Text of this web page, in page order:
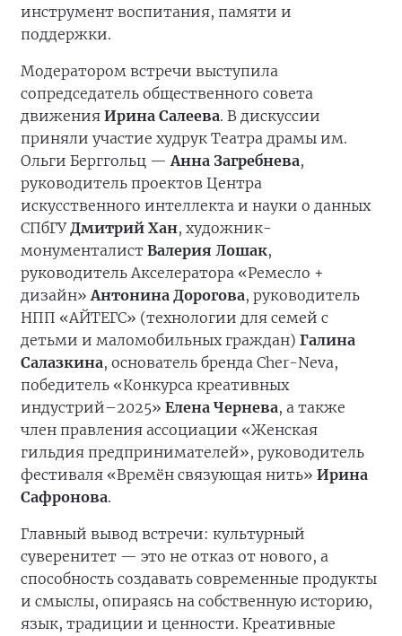
инструмент воспитания, памяти и
поддержки.
Модератором встречи выступила
сопредседатель общественного совета
движения Ирина Салеева. В дискуссии
приняли участие худрук Театра драмы им.
Ольги Берггольц —Анна Загребнева,
руководитель проектов Центра
искусственного интеллекта и науки о данных
СПбГУДмитрий Хан, художник-
монументалист Валерия Лошак,
руководитель Акселератора «Ремесло +
дизайн»Антонина Дорогова, руководитель
НПП «АЙТЕГС» (технологии для семей с
детьми и маломобильных граждан) Галина
Салазкина, основатель бренда Cher-Neva,
победитель «Конкурса креативных
индустрий–2025» Елена Чернева, а также
член правления ассоциации «Женская
гильдия предпринимателей», руководитель
фестиваля «Времён связующая нить» Ирина
Сафронова.
Главный вывод встречи: культурный
суверенитет — это не отказ от нового, а
способность создавать современные продукты
и смыслы, опираясь на собственную историю,
язык, традиции и ценности. Креативные